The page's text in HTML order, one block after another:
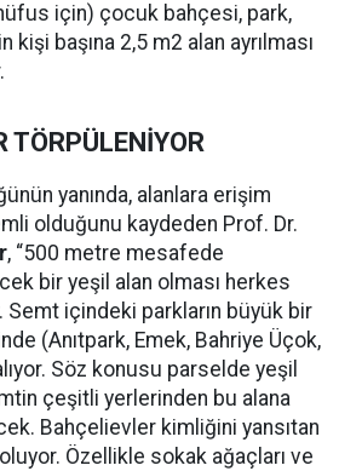
için) çocuk bahçesi, park,
kişi başına 2,5 m2 alan ayrılması
TÖRPÜLENİYOR
yanında, alanlara erişim
olduğunu kaydeden Prof. Dr.
, “500 metre mesafede
bir yeşil alan olması herkes
Semt içindeki parkların büyük bir
(Anıtpark, Emek, Bahriye Üçok,
Söz konusu parselde yeşil
çeşitli yerlerinden bu alana
Bahçelievler kimliğini yansıtan
Özellikle sokak ağaçları ve